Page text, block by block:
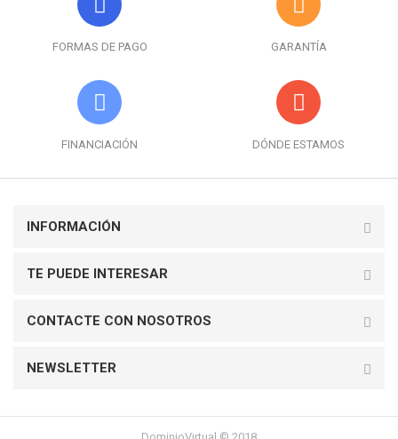
FORMAS DE PAGO GARANTÍA
FINANCIACIÓN DÓNDE ESTAMOS
INFORMACIÓN
TE PUEDE INTERESAR
CONTACTE CON NOSOTROS
NEWSLETTER